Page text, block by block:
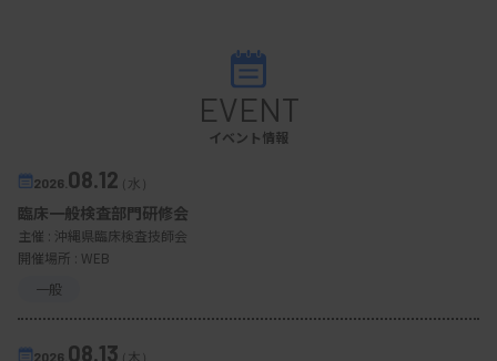
EVENT
イベント情報
2026. 08.12（水）
臨床一般検査部門研修会
主催 : 沖縄県臨床検査技師会
開催場所 : WEB
一般
2026. 08.13（木）